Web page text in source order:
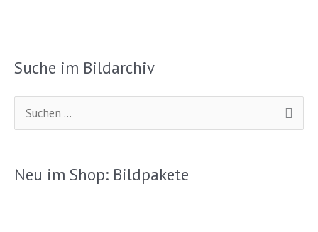
Suche im Bildarchiv
hNeu im Shop: Bildpakete